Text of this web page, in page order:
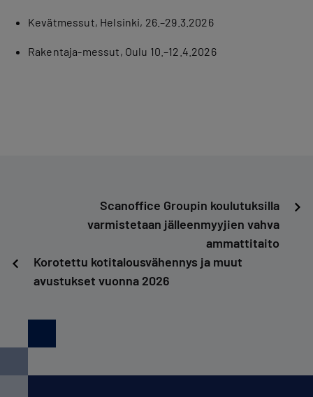
Kevätmessut, Helsinki, 26.–29.3.2026
Rakentaja-messut, Oulu 10.–12.4.2026
Korotettu kotitalousvähennys ja muut
avustukset vuonna 2026
Scanoffice Groupin koulutuksilla
varmistetaan jälleenmyyjien vahva
ammattitaito